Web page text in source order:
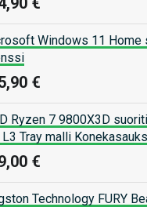
Windows 11 Home
€
Ryzen 7 9800X3D
L3 Tray malli
€
Technology FURY